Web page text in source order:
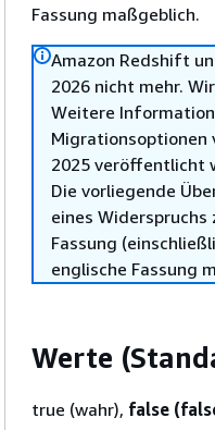
Fassung maßgeblich.
Amazon Redshift
2026 nicht mehr.
Weitere
Migrationsoptionen
2025 veröffentlicht
Die vorliegende
eines
Fassung
englische Fassung
Werte
true (wahr), false